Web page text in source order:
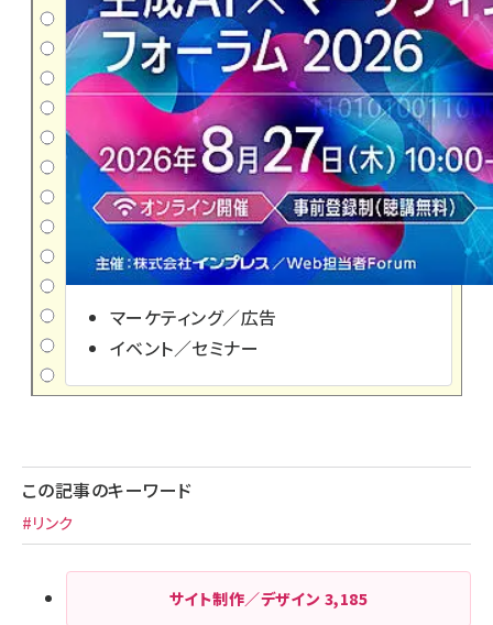
マーケティング／広告
イベント／セミナー
この記事のキーワード
#リンク
サイト制作／デザイン 3,185